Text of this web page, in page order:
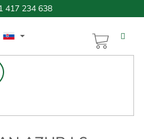
417 234 638
KOŠÍK